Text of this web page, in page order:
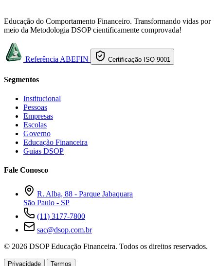
Educação do Comportamento Financeiro. Transformando vidas por
meio da Metodologia DSOP cientificamente comprovada!
Referência ABEFIN Certificação ISO 9001
Segmentos
Institucional
Pessoas
Empresas
Escolas
Governo
Educação Financeira
Guias DSOP
Fale Conosco
R. Alba, 88 - Parque Jabaquara
São Paulo - SP
(11) 3177-7800
sac@dsop.com.br
© 2026 DSOP Educação Financeira. Todos os direitos reservados.
Privacidade Termos